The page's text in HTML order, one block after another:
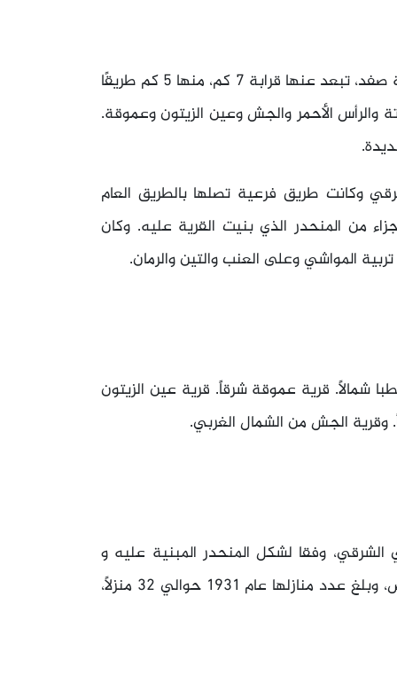
قدّيتا، قرية فلسطينية مهجرة تقع في شمال غرب مدينة صفد، تبعد عنها قرابة 7 كم، منها 5 كم طريقًا
الأحمر والجش وعين الزيتون وعموقة.
وكانت طريق فرعية تصلها بالطريق العام
من المنحدر الذي بنيت القرية عليه. وكان
المواشي وعلى العنب والتين والرمان.
شمالاً. قرية عموقة شرقاً. قرية عين الزيتون
وقرية الجش من الشمال الغربي.
وفقا لشكل المنحدر المبنية عليه و
كانت منازلها المبنية بالحجارة، متجمعة بعضها قرب بعض، وبلغ عدد منازلها عام 1931 حوالي 32 منزلاً،